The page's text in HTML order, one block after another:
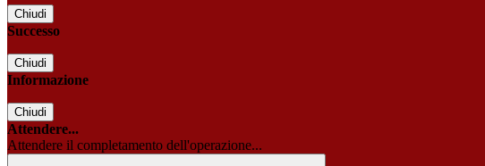
Chiudi
Successo
Chiudi
Informazione
Chiudi
Attendere...
Attendere il completamento dell'operazione...